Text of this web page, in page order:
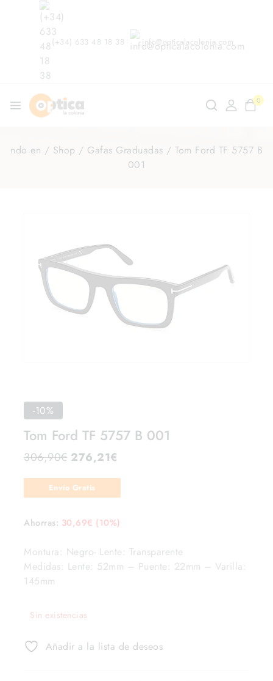
(+34) 633 48 18 38 info@opticalacolonia.com
0
ndo en / Shop / Gafas Graduadas / Tom Ford TF 5757 B
001
-10%
Tom Ford TF 5757 B 001
306,90€ 276,21€
Envío Gratis
Ahorras: 30,69€ (10%)
Montura: Negro- Lente: Transparente
Medidas: Lente: 52mm – Puente: 22mm – Varilla:
145mm
Sin existencias
Añadir a la lista de deseos